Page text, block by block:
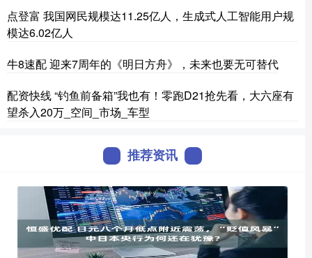
点登富 我国网民规模达11.25亿人，生成式人工智能用户规
模达6.02亿人
牛8速配 迎来7周年的《明日方舟》，未来也要无可替代
配资快线 “钓鱼前备箱”我也有！零跑D21抢先看，大六座有
望杀入20万_空间_市场_车型
推荐资讯